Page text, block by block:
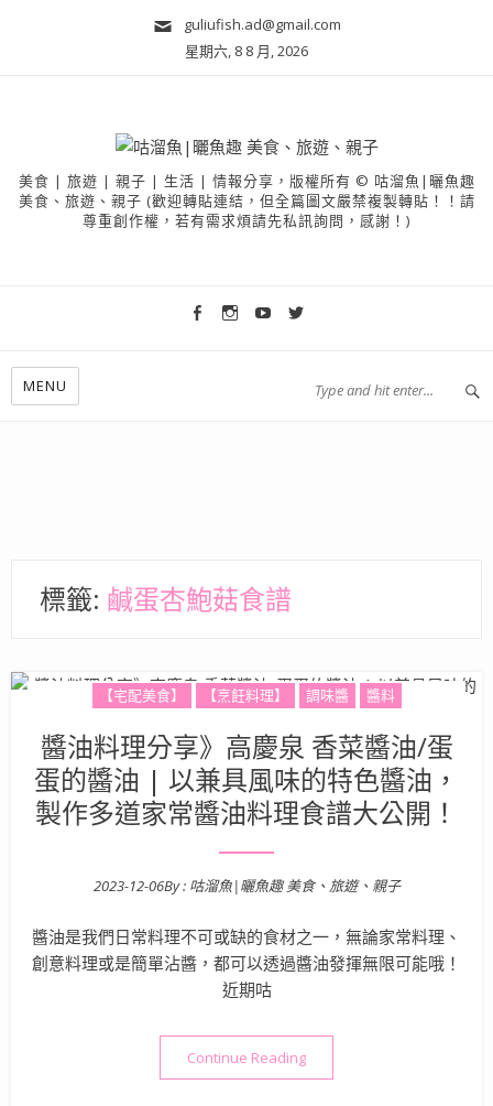
guliufish.ad@gmail.com
星期六, 8 8 月, 2026
美食 | 旅遊 | 親子 | 生活 | 情報分享，版權所有 © 咕溜魚|曬魚趣
美食、旅遊、親子 (歡迎轉貼連結，但全篇圖文嚴禁複製轉貼！！請
尊重創作權，若有需求煩請先私訊詢問，感謝！)
MENU
標籤: 鹹蛋杏鮑菇食譜
【宅配美食】 【烹飪料理】 調味醬 醬料
醬油料理分享》高慶泉 香菜醬油/蛋
蛋的醬油 | 以兼具風味的特色醬油，
製作多道家常醬油料理食譜大公開！
Posted on
2023-12-06By : 咕溜魚|曬魚趣 美食、旅遊、親子
醬油是我們日常料理不可或缺的食材之一，無論家常料理、
創意料理或是簡單沾醬，都可以透過醬油發揮無限可能哦！
近期咕
Continue Reading“醬油料理分享》高慶泉 香